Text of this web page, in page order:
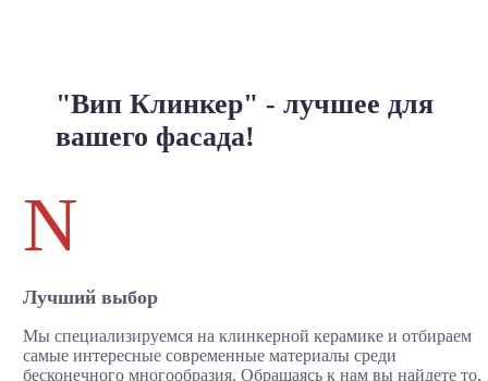
"Вип Клинкер" - лучшее для
вашего фасада!
N
Лучший выбор
Мы специализируемся на клинкерной керамике и отбираем
самые интересные современные материалы среди
бесконечного многообразия. Обращаясь к нам вы найдете то,